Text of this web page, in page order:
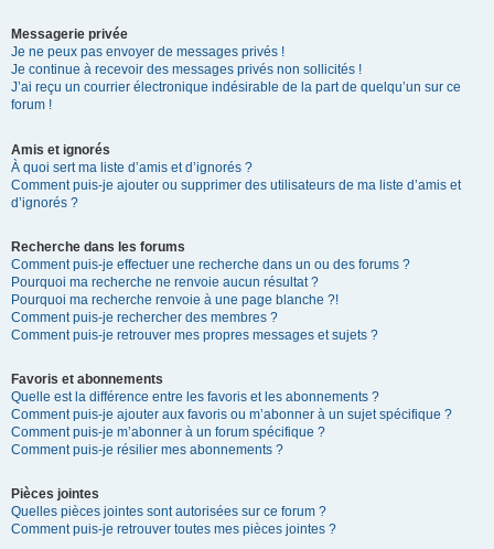
Messagerie privée
Je ne peux pas envoyer de messages privés !
Je continue à recevoir des messages privés non sollicités !
J’ai reçu un courrier électronique indésirable de la part de quelqu’un sur ce
forum !
Amis et ignorés
À quoi sert ma liste d’amis et d’ignorés ?
Comment puis-je ajouter ou supprimer des utilisateurs de ma liste d’amis et
d’ignorés ?
Recherche dans les forums
Comment puis-je effectuer une recherche dans un ou des forums ?
Pourquoi ma recherche ne renvoie aucun résultat ?
Pourquoi ma recherche renvoie à une page blanche ?!
Comment puis-je rechercher des membres ?
Comment puis-je retrouver mes propres messages et sujets ?
Favoris et abonnements
Quelle est la différence entre les favoris et les abonnements ?
Comment puis-je ajouter aux favoris ou m’abonner à un sujet spécifique ?
Comment puis-je m’abonner à un forum spécifique ?
Comment puis-je résilier mes abonnements ?
Pièces jointes
Quelles pièces jointes sont autorisées sur ce forum ?
Comment puis-je retrouver toutes mes pièces jointes ?